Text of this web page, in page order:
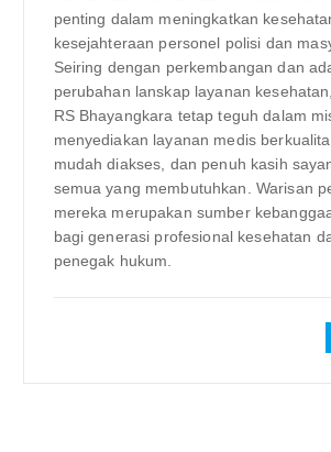
penting dalam meningkatkan
kesejahteraan personel polisi dan
Seiring dengan perkembangan dan
perubahan lanskap layanan
RS Bhayangkara tetap teguh dalam
menyediakan layanan medis
mudah diakses, dan penuh kasih
semua yang membutuhkan. Warisan
mereka merupakan sumber
bagi generasi profesional kesehatan
penegak hukum.